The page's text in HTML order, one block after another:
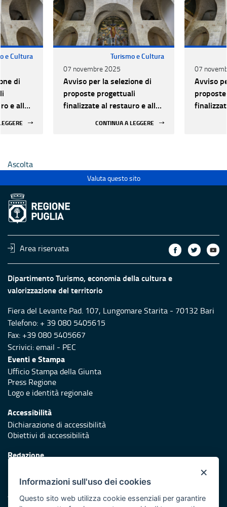
e Cultura
di
e alla
Turismo e Cultura
07 novembre 2025
Avviso per la selezione di
proposte progettuali
finalizzate al restauro e alla
CONTINUA A LEGGERE
07
Avviso
Ascolta
Valuta questo sito
Area riservata
Dipartimento Turismo, economia della cultura e
valorizzazione del territorio
Fiera del Levante Pad. 107, Lungomare Starita - 70132 Bari
Telefono: + 39 080 5405615
Fax: +39 080 5405667
Scrivici:email - PEC
Eventi e Stampa
Ufficio Stampa della Giunta
Press Regione
Logo e identità regionale
Accessibilità
Dichiarazione di accessibilità
Obiettivi di accessibilità
Redazione
Protezione civile
Vai al sito di Protezione Civile Puglia
×
Informazioni sull'uso dei cookies
Questo sito web utilizza cookie essenziali per garantire